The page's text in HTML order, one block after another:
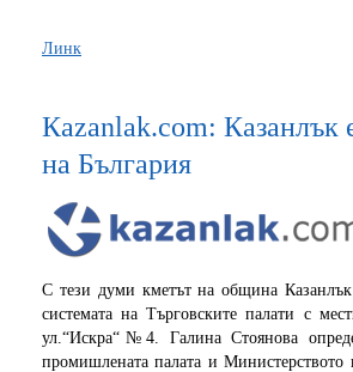
Линк
Кazanlak.com: Казанлък
на България
С тези думи кметът на община
системата на Търговските палати с
ул.“Искра“№4. Галина Стоянова
промишлената палата и